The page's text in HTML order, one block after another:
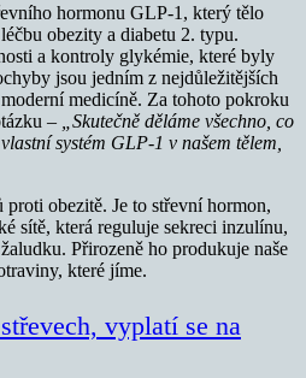
hormonu GLP-1, který tělo
obezity a diabetu 2. typu.
a kontroly glykémie, které byly
jsou jedním z nejdůležitějších
medicíně. Za tohoto pokroku
–
„Skutečně děláme všechno, co
systém GLP-1 v našem tělem,
obezitě. Je to střevní hormon,
sítě, která reguluje sekreci inzulínu,
Přirozeně ho produkuje naše
které jíme.
vyplatí se na